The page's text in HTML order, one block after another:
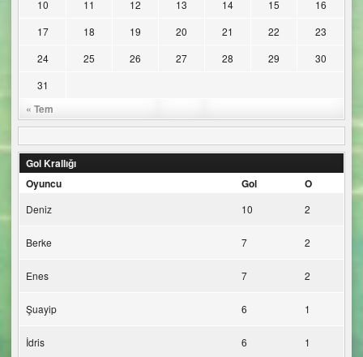
« Tem
10
11 12 13 14 15
16
17
18 19 20 21 22
23
24
25 26 27 28 29
30
31
Gol Krallığı
Oyuncu
Gol O
Deniz 10 2
Berke 7 2
Enes 7 2
Şuayip 6 1
İdris 6 1